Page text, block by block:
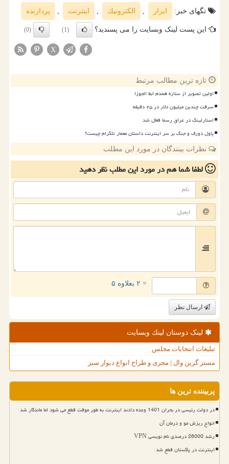
تگهای خبر:
ابزار الكترونیك اینترنت پردازنده
این پست لینک وبسایت را می پسندید؟ (1)
(0)
X
تازه ترین مطالب مرتبط
اولین تصویر از ستاره همدم ابط الجوزا
سرقت چندین میلیون دلار در ۲۵ دقیقه
استارلینک در عراق رسما فعال شد
پاول دورف و جنگ بر سر اینترنت داستان معمار تلگرام چیست؟
نظرات بینندگان در مورد این مطلب
لطفا شما همدر مورد این مطلبنظر دهید
= ۲ بعلاوه ۵
ارسال نظر
لینک دوستان لینك وبسایت
تبلیغات انتخابات مجلس
مستر گرین وال | مجری و طراح انواع دیوار سبز
پربیننده ترین ها
در دولت رئیسی در بحران 1401 وعده دادند اینترنت به طور موقت قطع می شود اما ماندگار شد
انواع ریزش مو و درمان آن
رشد 26000 درصدی نام نویسی VPN
اینترنت در پاکستان قطع شد